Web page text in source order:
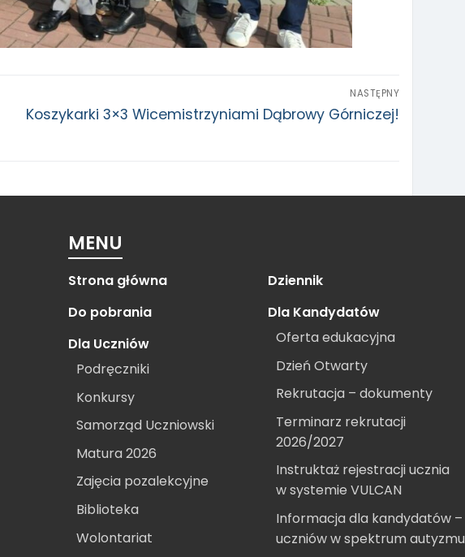
NASTĘPNY
Koszykarki 3×3 Wicemistrzyniami Dąbrowy Górniczej!
MENU
Strona główna
Dla Uczniów
Podręczniki
Konkursy
Samorząd Uczniowski
Matura 2026
Zajęcia pozalekcyjne
Biblioteka
Wolontariat
Dla Kandydatów
Oferta edukacyjna
Dzień Otwarty
Rekrutacja – dokumenty
Terminarz rekrutacji
2026/2027
Instruktaż rejestracji ucznia
w systemie VULCAN
Informacja dla kandydatów –
uczniów w spektrum autyzmu
Dziennik
Do pobrania